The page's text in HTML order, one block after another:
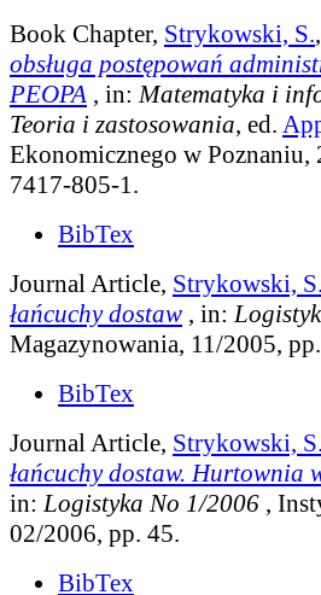
Book Chapter, Strykowski, S.
obsługa postępowań
PEOPA , in: Matematyka i
Teoria i zastosowania, ed.
Ekonomicznego w
7417-805-1.
BibTex
Journal Article, Strykowski, S.
łańcuchy dostaw , in:
Magazynowania, 11/2005,
BibTex
Journal Article, Strykowski, S.
łańcuchy dostaw.
in: Logistyka No 1/2006 ,
02/2006, pp. 45.
BibTex